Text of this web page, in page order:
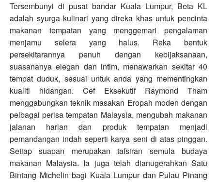
Tersembunyi di pusat bandar Kuala Lumpur, Beta KL
adalah syurga kulinari yang direka khas untuk pencinta
makanan tempatan yang menggemari pengalaman
menjamu selera yang halus. Reka bentuk
persekitarannya penuh dengan kebijaksanaan,
suasananya elegan dan intim, menawarkan sekitar 40
tempat duduk, sesuai untuk anda yang mementingkan
kualiti hidangan. Cef Eksekutif Raymond Tham
menggabungkan teknik masakan Eropah moden dengan
pelbagai perisa tempatan Malaysia, mengubah makanan
jalanan harian dan produk tempatan menjadi
pemandangan indah seperti karya seni di atas pinggan.
Setiap suapan merupakan tafsiran semula budaya
makanan Malaysia. Ia juga telah dianugerahkan Satu
Bintang Michelin bagi Kuala Lumpur dan Pulau Pinang